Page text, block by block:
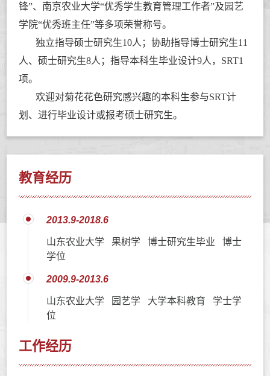
锋”、南京农业大学“优秀学生教育管理工作者”及园艺
学院“优秀班主任”等多项荣誉称号。
独立指导硕士研究生10人；协助指导博士研究生11
人、硕士研究生8人；指导本科生毕业设计9人，SRT1
项。
欢迎对菊花花色研究感兴趣的本科生参与SRT计
划、进行毕业设计或报考硕士研究生。
教育经历
2013.9-2018.6
山东农业大学 果树学 博士研究生毕业 博士
学位
2009.9-2013.6
山东农业大学 园艺学 大学本科教育 学士学
位
工作经历